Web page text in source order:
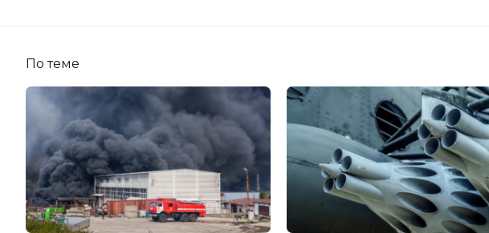
По теме